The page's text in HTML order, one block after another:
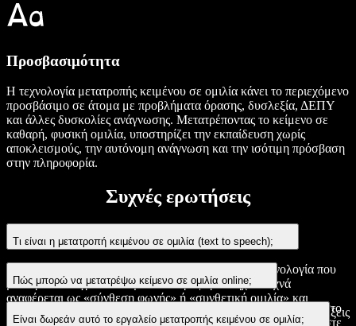
Προσβασιμότητα
Η τεχνολογία μετατροπής κειμένου σε ομιλία κάνει το περιεχόμενο
προσβάσιμο σε άτομα με προβλήματα όρασης, δυσλεξία, ΔΕΠΥ
και άλλες δυσκολίες ανάγνωσης. Μετατρέποντας το κείμενο σε
καθαρή, φυσική ομιλία, υποστηρίζει την εκπαίδευση χωρίς
αποκλεισμούς, την αυτόνομη ανάγνωση και την ισότιμη πρόσβαση
στην πληροφορία.
Συχνές ερωτήσεις
Τι είναι η μετατροπή κειμένου σε ομιλία (text to speech);
Η μετατροπή κειμένου σε ομιλία (TTS) είναι μια τεχνολογία που
μετατρέπει το γραπτό κείμενο σε προφορικό ήχο. Συχνά
αναφέρεται ως «σύνθεση φωνής» ή «συνθετική ομιλία» και
χρησιμοποιεί φωνές τεχνητής νοημοσύνης για να διαβάζει τις λέξεις
Πώς μπορώ να μετατρέψω κείμενο σε ομιλία online;
Πληκτρολογήστε ή επικολλήστε το κείμενό σας στο εργαλείο στο
επάνω μέρος της σελίδας, επιλέξτε φωνή και γλώσσα και πατήστε
Είναι δωρεάν αυτό το εργαλείο μετατροπής κειμένου σε ομιλία;